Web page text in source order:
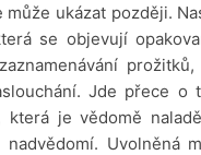
může ukázat později.
se objevují
Jde přece o
která je vědomě
Uvolněná